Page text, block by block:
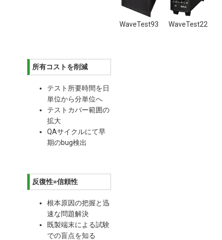
WaveTest93 WaveTest22
所有コストを削減
テスト所要時間を日
単位から分単位へ
テストカバー範囲の
拡大
QAサイクルにて早
期のbug検出
反復性=信頼性
根本原因の把握と迅
速な問題解決
既製端末による試験
での盲点を知る